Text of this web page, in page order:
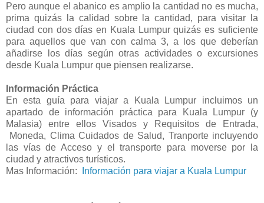
Pero aunque el abanico es amplio la cantidad no es mucha,
prima quizás la calidad sobre la cantidad, para visitar la
ciudad con dos días en Kuala Lumpur quizás es suficiente
para aquellos que van con calma 3, a los que deberían
añadirse los días según otras actividades o excursiones
desde Kuala Lumpur que piensen realizarse.
Información Práctica
En esta guía para viajar a Kuala Lumpur incluimos un
apartado de información práctica para Kuala Lumpur (y
Malasia) entre ellos Visados y Requisitos de Entrada,
Moneda, Clima Cuidados de Salud, Tranporte incluyendo
las vías de Acceso y el transporte para moverse por la
ciudad y atractivos turísticos.
Mas Información:
Información para viajar a Kuala Lumpur